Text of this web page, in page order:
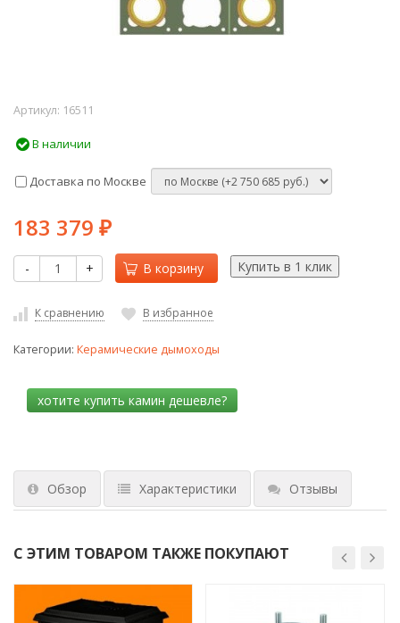
Артикул: 16511
В наличии
Доставка по Москве
183 379 ₽
- + В корзину
К сравнению В избранное
Категории: Керамические дымоходы
Обзор Характеристики Отзывы
С ЭТИМ ТОВАРОМ ТАКЖЕ ПОКУПАЮТ